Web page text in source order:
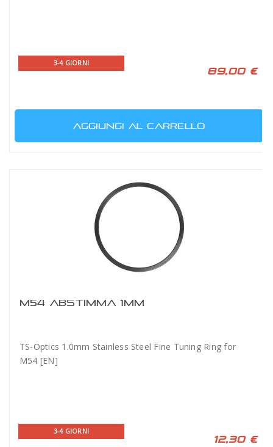
3-4 GIORNI
89,00 €
AGGIUNGI AL CARRELLO
M54 ABSTIMMA 1MM
TS-Optics 1.0mm Stainless Steel Fine Tuning Ring for
M54 [EN]
3-4 GIORNI
12,30 €